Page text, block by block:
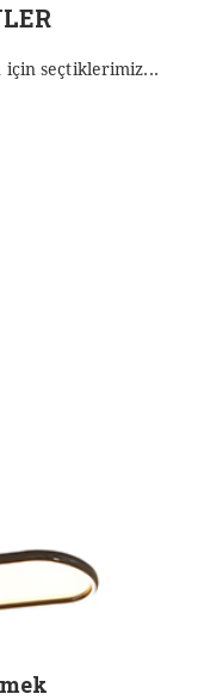
için seçtiklerimiz...